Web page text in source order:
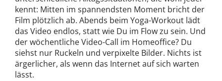
kennt: Mitten im spannendsten Moment bricht der
Film plötzlich ab. Abends beim Yoga-Workout lädt
das Video endlos, statt wie Du im Flow zu sein. Und
der wöchentliche Video-Call im Homeoffice? Du
siehst nur Ruckeln und verpixelte Bilder. Nichts ist
ärgerlicher, als wenn das Internet auf sich warten
lässt.